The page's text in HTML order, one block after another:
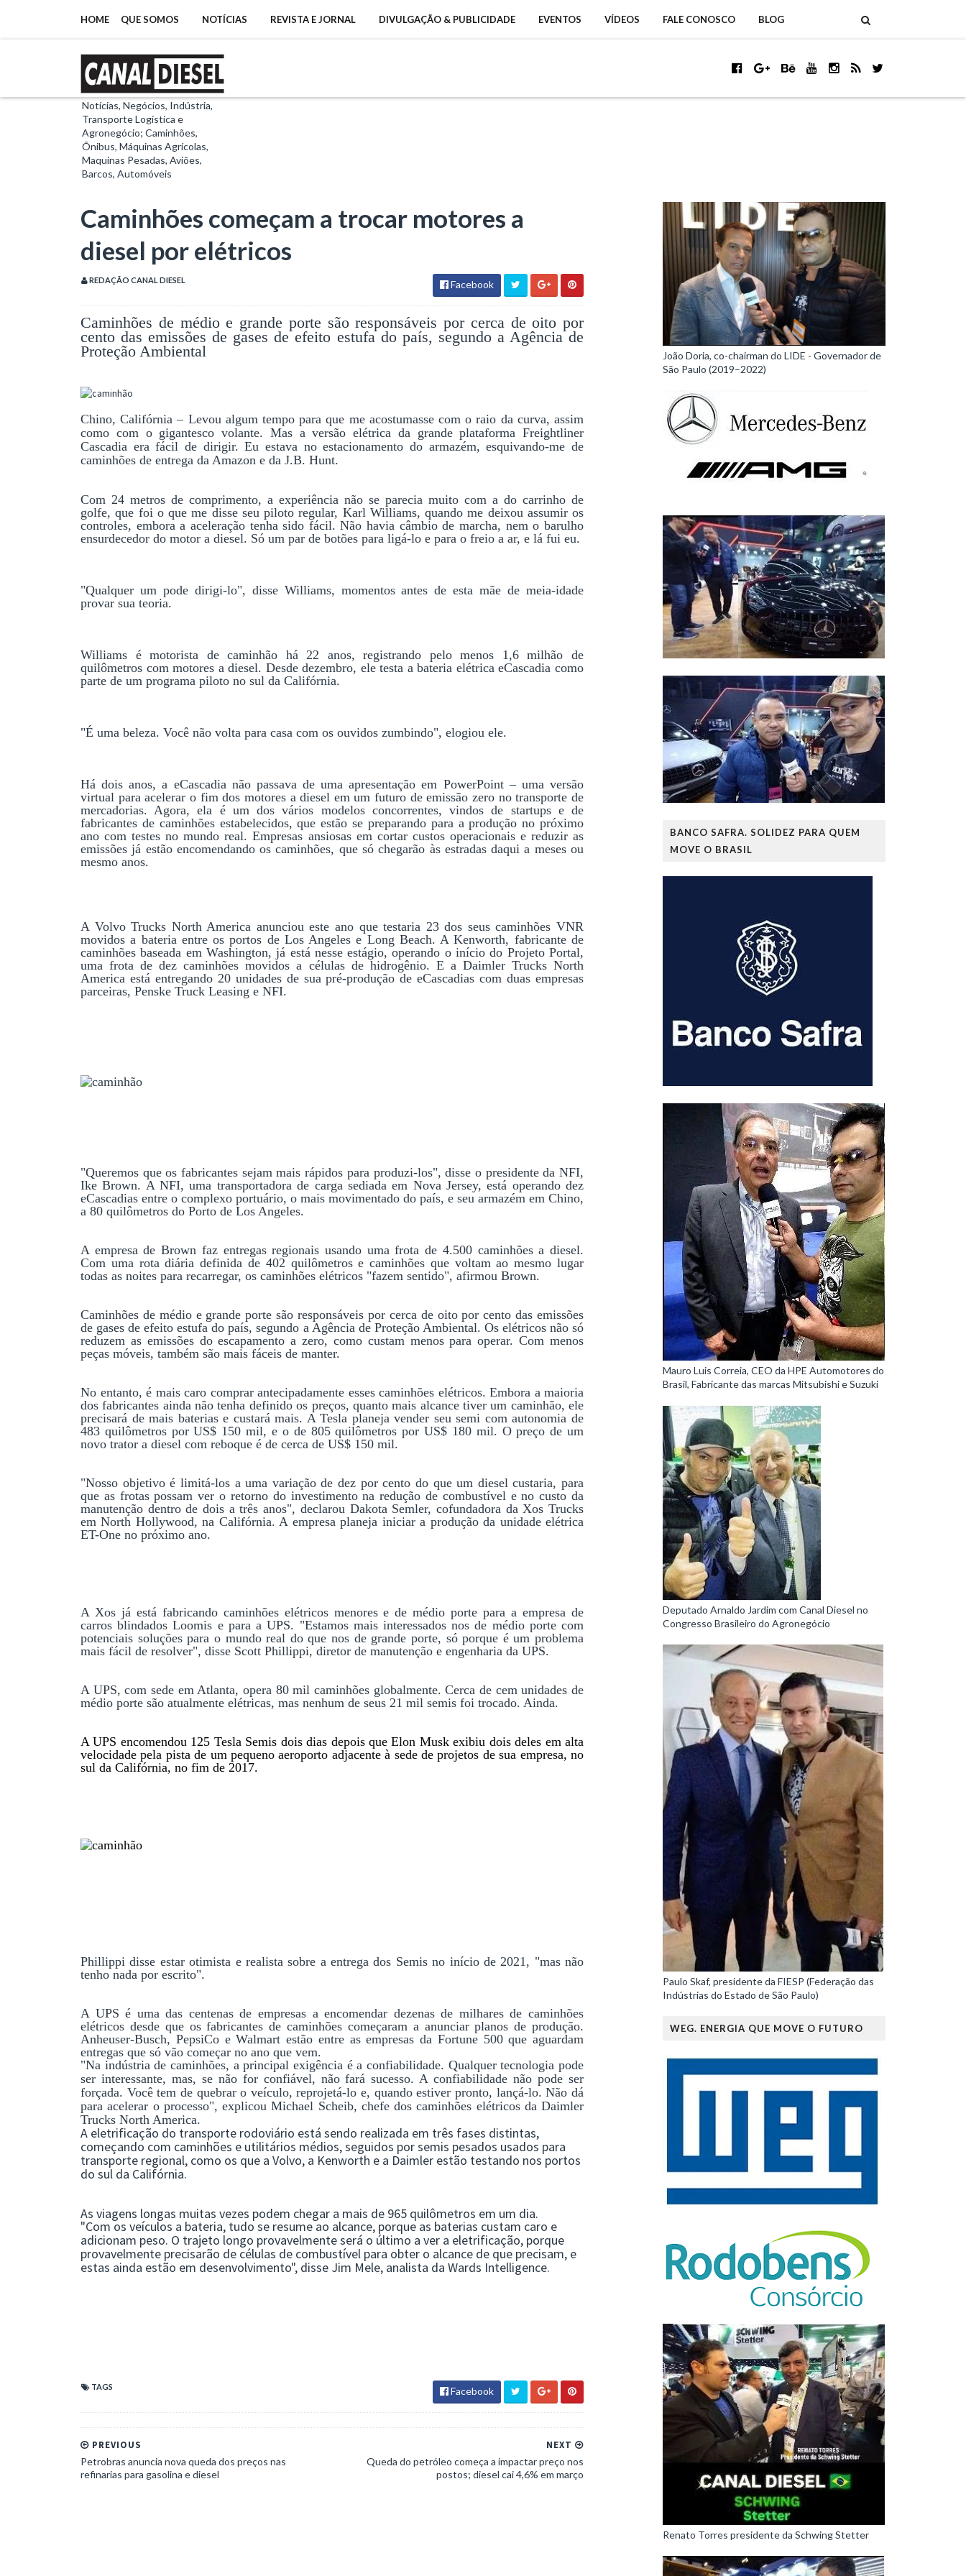
HOME QUE SOMOS NOTÍCIAS REVISTA E JORNAL DIVULGAÇÃO & PUBLICIDADE EVENTOS VÍDEOS FALE CONOSCO BLOG
Notícias, Negócios, Indústria,
Transporte Logística e
Agronegócio; Caminhões,
Ônibus, Máquinas Agrícolas,
Maquinas Pesadas, Aviões,
Barcos, Automóveis
Caminhões começam a trocar motores a
diesel por elétricos
REDAÇÃO CANAL DIESEL Facebook
Caminhões de médio e grande porte são responsáveis por cerca de oito por
cento das emissões de gases de efeito estufa do país, segundo a Agência de
Proteção Ambiental
Chino, Califórnia – Levou algum tempo para que me acostumasse com o raio da curva, assim
como com o gigantesco volante. Mas a versão elétrica da grande plataforma Freightliner
Cascadia era fácil de dirigir. Eu estava no estacionamento do armazém, esquivando-me de
caminhões de entrega da Amazon e da J.B. Hunt.
Com 24 metros de comprimento, a experiência não se parecia muito com a do carrinho de
golfe, que foi o que me disse seu piloto regular, Karl Williams, quando me deixou assumir os
controles, embora a aceleração tenha sido fácil. Não havia câmbio de marcha, nem o barulho
ensurdecedor do motor a diesel. Só um par de botões para ligá-lo e para o freio a ar, e lá fui eu.
"Qualquer um pode dirigi-lo", disse Williams, momentos antes de esta mãe de meia-idade
provar sua teoria.
Williams é motorista de caminhão há 22 anos, registrando pelo menos 1,6 milhão de
quilômetros com motores a diesel. Desde dezembro, ele testa a bateria elétrica eCascadia como
parte de um programa piloto no sul da Califórnia.
"É uma beleza. Você não volta para casa com os ouvidos zumbindo", elogiou ele.
Há dois anos, a eCascadia não passava de uma apresentação em PowerPoint – uma versão
virtual para acelerar o fim dos motores a diesel em um futuro de emissão zero no transporte de
mercadorias. Agora, ela é um dos vários modelos concorrentes, vindos de startups e de
fabricantes de caminhões estabelecidos, que estão se preparando para a produção no próximo
ano com testes no mundo real. Empresas ansiosas em cortar custos operacionais e reduzir as
emissões já estão encomendando os caminhões, que só chegarão às estradas daqui a meses ou
mesmo anos.
A Volvo Trucks North America anunciou este ano que testaria 23 dos seus caminhões VNR
movidos a bateria entre os portos de Los Angeles e Long Beach. A Kenworth, fabricante de
caminhões baseada em Washington, já está nesse estágio, operando o início do Projeto Portal,
uma frota de dez caminhões movidos a células de hidrogênio. E a Daimler Trucks North
America está entregando 20 unidades de sua pré-produção de eCascadias com duas empresas
parceiras, Penske Truck Leasing e NFI.
"Queremos que os fabricantes sejam mais rápidos para produzi-los", disse o presidente da NFI,
Ike Brown. A NFI, uma transportadora de carga sediada em Nova Jersey, está operando dez
eCascadias entre o complexo portuário, o mais movimentado do país, e seu armazém em Chino,
a 80 quilômetros do Porto de Los Angeles.
A empresa de Brown faz entregas regionais usando uma frota de 4.500 caminhões a diesel.
Com uma rota diária definida de 402 quilômetros e caminhões que voltam ao mesmo lugar
todas as noites para recarregar, os caminhões elétricos "fazem sentido", afirmou Brown.
Caminhões de médio e grande porte são responsáveis por cerca de oito por cento das emissões
de gases de efeito estufa do país, segundo a Agência de Proteção Ambiental. Os elétricos não só
reduzem as emissões do escapamento a zero, como custam menos para operar. Com menos
peças móveis, também são mais fáceis de manter.
No entanto, é mais caro comprar antecipadamente esses caminhões elétricos. Embora a maioria
dos fabricantes ainda não tenha definido os preços, quanto mais alcance tiver um caminhão, ele
precisará de mais baterias e custará mais. A Tesla planeja vender seu semi com autonomia de
483 quilômetros por US$ 150 mil, e o de 805 quilômetros por US$ 180 mil. O preço de um
novo trator a diesel com reboque é de cerca de US$ 150 mil.
"Nosso objetivo é limitá-los a uma variação de dez por cento do que um diesel custaria, para
que as frotas possam ver o retorno do investimento na redução de combustível e no custo da
manutenção dentro de dois a três anos", declarou Dakota Semler, cofundadora da Xos Trucks
em North Hollywood, na Califórnia. A empresa planeja iniciar a produção da unidade elétrica
ET-One no próximo ano.
A Xos já está fabricando caminhões elétricos menores e de médio porte para a empresa de
carros blindados Loomis e para a UPS. "Estamos mais interessados nos de médio porte com
potenciais soluções para o mundo real do que nos de grande porte, só porque é um problema
mais fácil de resolver", disse Scott Phillippi, diretor de manutenção e engenharia da UPS.
A UPS, com sede em Atlanta, opera 80 mil caminhões globalmente. Cerca de cem unidades de
médio porte são atualmente elétricas, mas nenhum de seus 21 mil semis foi trocado. Ainda.
A UPS encomendou 125 Tesla Semis dois dias depois que Elon Musk exibiu dois deles em alta
velocidade pela pista de um pequeno aeroporto adjacente à sede de projetos de sua empresa, no
sul da Califórnia, no fim de 2017.
Phillippi disse estar otimista e realista sobre a entrega dos Semis no início de 2021, "mas não
tenho nada por escrito".
A UPS é uma das centenas de empresas a encomendar dezenas de milhares de caminhões
elétricos desde que os fabricantes de caminhões começaram a anunciar planos de produção.
Anheuser-Busch, PepsiCo e Walmart estão entre as empresas da Fortune 500 que aguardam
entregas que só vão começar no ano que vem.
"Na indústria de caminhões, a principal exigência é a confiabilidade. Qualquer tecnologia pode
ser interessante, mas, se não for confiável, não fará sucesso. A confiabilidade não pode ser
forçada. Você tem de quebrar o veículo, reprojetá-lo e, quando estiver pronto, lançá-lo. Não dá
para acelerar o processo", explicou Michael Scheib, chefe dos caminhões elétricos da Daimler
Trucks North America.
A eletrificação do transporte rodoviário está sendo realizada em três fases distintas,
começando com caminhões e utilitários médios, seguidos por semis pesados usados para
transporte regional, como os que a Volvo, a Kenworth e a Daimler estão testando nos portos
As viagens longas muitas vezes podem chegar a mais de 965 quilômetros em um dia.
"Com os veículos a bateria, tudo se resume ao alcance, porque as baterias custam caro e
adicionam peso. O trajeto longo provavelmente será o último a ver a eletrificação, porque
provavelmente precisarão de células de combustível para obter o alcance de que precisam, e
TAGS Facebook
NEXT
Queda do petróleo começa a impactar preço nos
postos; diesel cai 4,6% em março
PREVIOUS
Petrobras anuncia nova queda dos preços nas
refinarias para gasolina e diesel
João Doria, co-chairman do LIDE - Governador de
São Paulo (2019–2022)
BANCO SAFRA. SOLIDEZ PARA QUEM
MOVE O BRASIL
Mauro Luis Correia, CEO da HPE Automotores do
Brasil, Fabricante das marcas Mitsubishi e Suzuki
Deputado Arnaldo Jardim com Canal Diesel no
Congresso Brasileiro do Agronegócio
Paulo Skaf, presidente da FIESP (Federação das
Indústrias do Estado de São Paulo)
WEG. ENERGIA QUE MOVE O FUTURO
Renato Torres presidente da Schwing Stetter